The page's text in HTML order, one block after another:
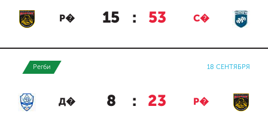
Р� 15 : 53 С�
Регби 18 СЕНТЯБРЯ
Д� 8 : 23 Р�